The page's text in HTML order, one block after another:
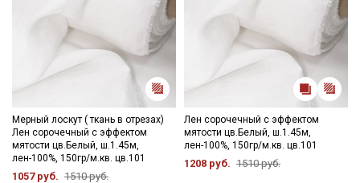
Мерный лоскут ( ткань в отрезах)
Лен сорочечный с эффектом
мятости цв.Белый, ш.1.45м,
лен-100%, 150гр/м.кв. цв.101
1057 руб. 1510 руб.
Лен сорочечный с эффектом
мятости цв.Белый, ш.1.45м,
лен-100%, 150гр/м.кв. цв.101
1208 руб. 1510 руб.